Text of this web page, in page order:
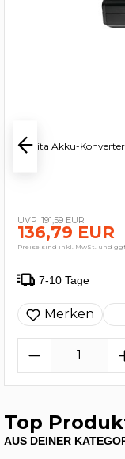
Makita Akku-Konverter
191,59 EUR
136,79 EUR
Preise sind inkl. MwSt. und
7-10 Tage
Merken
Top
AUS DEINER